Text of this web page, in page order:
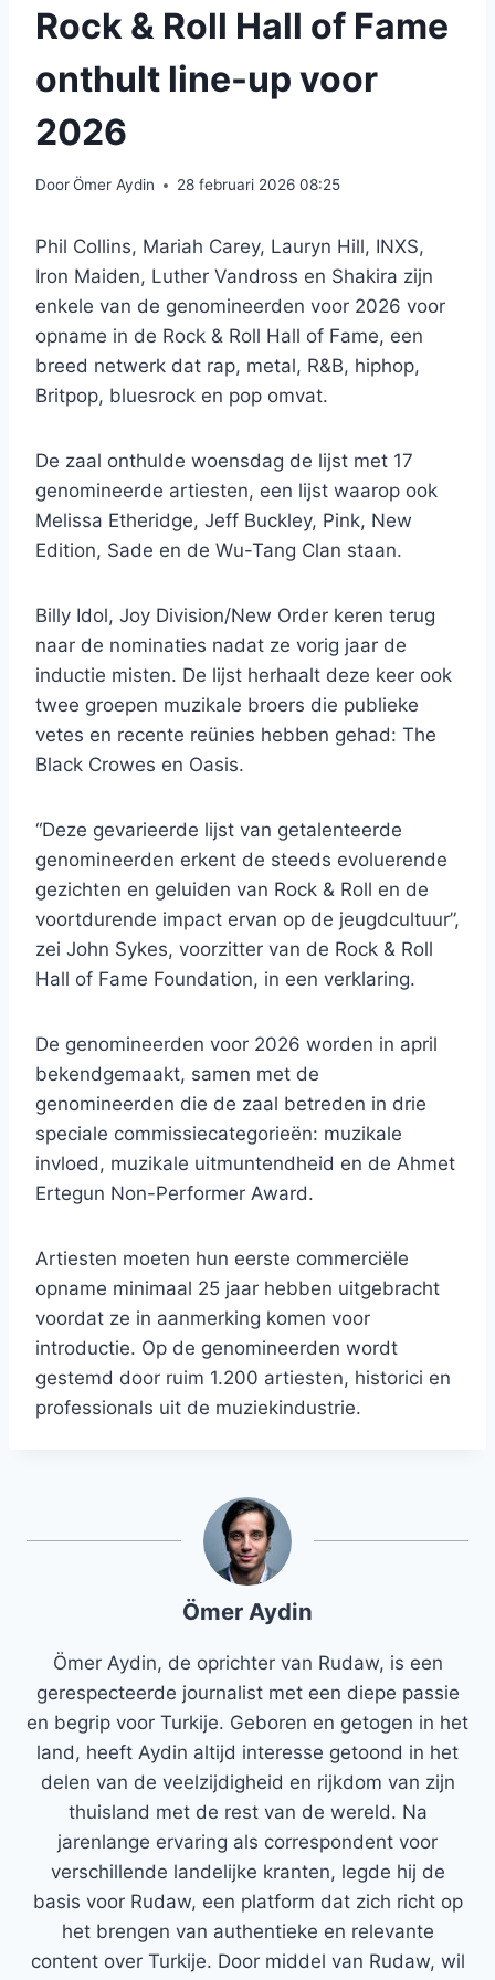
Rock & Roll Hall of Fame
onthult line-up voor
2026
DoorÖmer Aydin 28 februari 2026 08:25
Phil Collins, Mariah Carey, Lauryn Hill, INXS,
Iron Maiden, Luther Vandross en Shakira zijn
enkele van de genomineerden voor 2026 voor
opname in de Rock & Roll Hall of Fame, een
breed netwerk dat rap, metal, R&B, hiphop,
Britpop, bluesrock en pop omvat.
De zaal onthulde woensdag de lijst met 17
genomineerde artiesten, een lijst waarop ook
Melissa Etheridge, Jeff Buckley, Pink, New
Edition, Sade en de Wu-Tang Clan staan.
Billy Idol, Joy Division/New Order keren terug
naar de nominaties nadat ze vorig jaar de
inductie misten. De lijst herhaalt deze keer ook
twee groepen muzikale broers die publieke
vetes en recente reünies hebben gehad: The
Black Crowes en Oasis.
“Deze gevarieerde lijst van getalenteerde
genomineerden erkent de steeds evoluerende
gezichten en geluiden van Rock & Roll en de
voortdurende impact ervan op de jeugdcultuur”,
zei John Sykes, voorzitter van de Rock & Roll
Hall of Fame Foundation, in een verklaring.
De genomineerden voor 2026 worden in april
bekendgemaakt, samen met de
genomineerden die de zaal betreden in drie
speciale commissiecategorieën: muzikale
invloed, muzikale uitmuntendheid en de Ahmet
Ertegun Non-Performer Award.
Artiesten moeten hun eerste commerciële
opname minimaal 25 jaar hebben uitgebracht
voordat ze in aanmerking komen voor
introductie. Op de genomineerden wordt
gestemd door ruim 1.200 artiesten, historici en
professionals uit de muziekindustrie.
Ömer Aydin
Ömer Aydin, de oprichter van Rudaw, is een
gerespecteerde journalist met een diepe passie
en begrip voor Turkije. Geboren en getogen in het
land, heeft Aydin altijd interesse getoond in het
delen van de veelzijdigheid en rijkdom van zijn
thuisland met de rest van de wereld. Na
jarenlange ervaring als correspondent voor
verschillende landelijke kranten, legde hij de
basis voor Rudaw, een platform dat zich richt op
het brengen van authentieke en relevante
content over Turkije. Door middel van Rudaw, wil